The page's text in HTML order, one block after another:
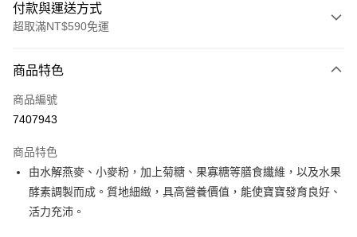
付款與運送方式
超取滿NT$590免運
信用卡一次付款
超商取貨付款
Apple Pay
街口支付
商品特色
商品編號
7407943
商品特色
由水解燕麥、小麥粉，加上菊糖、果寡糖等膳食纖維，以及水果
酵素調製而成。質地細緻，具高營養價值，能使寶寶發育良好、
活力充沛。